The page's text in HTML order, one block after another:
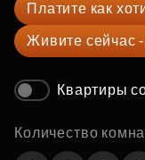
Платите как
Живите сейчас
Квартиры
Количество